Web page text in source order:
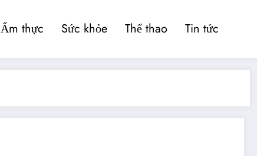
Ẩm thực Sức khỏe Thể thao Tin tức